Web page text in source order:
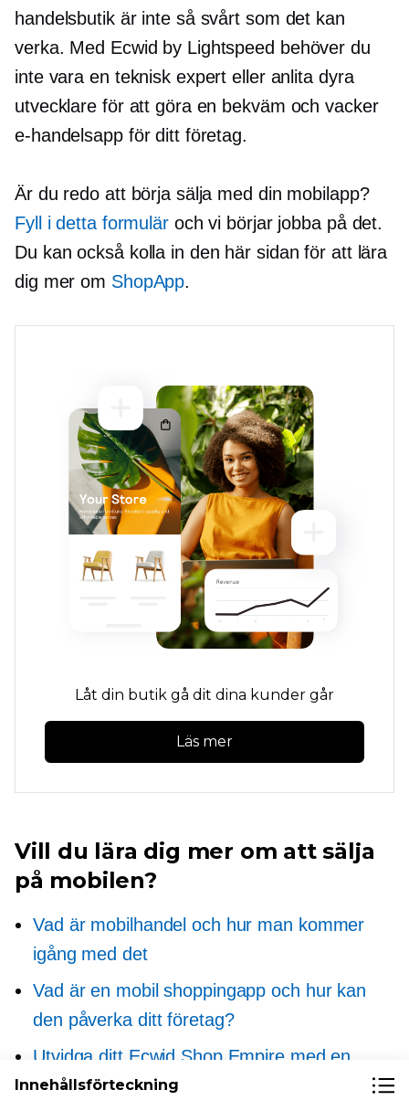
handelsbutik är inte så svårt som det kan
verka. Med Ecwid by Lightspeed behöver du
inte vara en teknisk expert eller anlita dyra
utvecklare för att göra en bekväm och vacker
e-handelsapp för ditt företag.
Är du redo att börja sälja med din mobilapp?
Fyll i detta formuläroch vi börjar jobba på det.
Du kan också kolla in den här sidan för att lära
dig mer om ShopApp.
Låt din butik gå dit dina kunder går
Läs mer
Vill du lära dig mer om att sälja
på mobilen?
Vad är mobilhandel och hur man kommer
igång med det
Vad är en mobil shoppingapp och hur kan
den påverka ditt företag?
Utvidga ditt Ecwid Shop Empire med en
mobilApp—NrKodning krävs
Innehållsförteckning